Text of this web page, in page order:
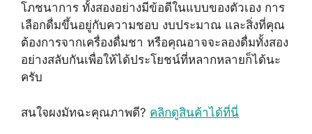
โภชนาการ ทั้งสองอย่างมีข้อดีในแบบของตัวเอง การ
เลือกดื่มขึ้นอยู่กับความชอบ งบประมาณ และสิ่งที่คุณ
ต้องการจากเครื่องดื่มชา หรือคุณอาจจะลองดื่มทั้งสอง
อย่างสลับกันเพื่อให้ได้ประโยชน์ที่หลากหลายก็ได้นะ
ครับ
สนใจผงมัทฉะคุณภาพดี? คลิกดูสินค้าได้ที่นี่